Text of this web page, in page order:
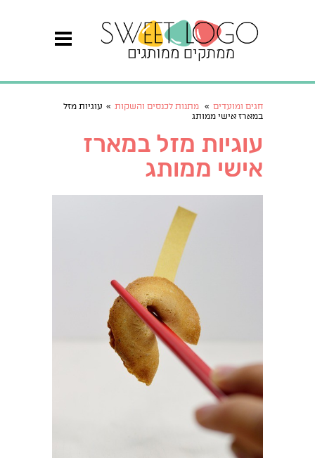
חגים ומועדים » מתנות לכנסים והשקות » עוגיות מזל
במארז אישי ממותג
עוגיות מזל במארז
אישי ממותג